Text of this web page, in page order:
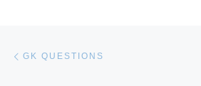
GK QUESTIONS